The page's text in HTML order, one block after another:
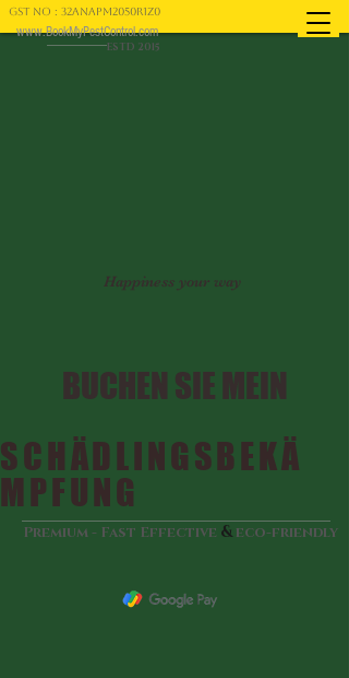
www.BookMyPestControl.com
ESTD 2015
SCHÄDLINGSBEKÄ
MPFUNG
BUCHEN SIE MEIN
Premium - Fast Effective &eco-friendly
Happiness your way
GST NO : 32ANAPM2050R1Z0